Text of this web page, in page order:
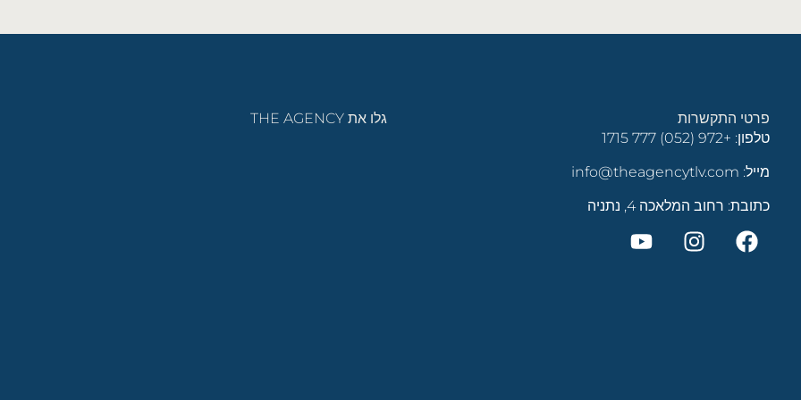
פרטי התקשרות
טלפון: +972 (052) 777 1715
מייל: info@theagencytlv.com
כתובת: רחוב המלאכה 4, נתניה
גלו את THE AGENCY